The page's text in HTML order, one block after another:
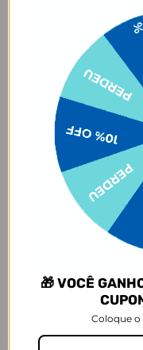
de acordo com a opção
- Isso significa que a
pedido, e o item é criado
selecionada,mesmo
- Por isso, é super
detalhes antes de
variações escolhidas.
- Após o início da
cancelamentos ou
ao estoque.
- O produto tem uma
fabricação e montagem, e
*A imagem do produto é
cor de acordo com a
Prazo de Postagem
🎁 VOCÊ
Coloque o